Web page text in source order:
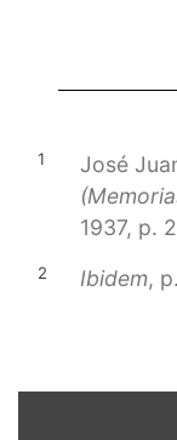
1 José
1937, p.
2 Ibidem,